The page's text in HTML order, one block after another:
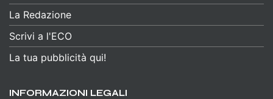
La Redazione
Scrivi a l'ECO
La tua pubblicità qui!
INFORMAZIONI LEGALI